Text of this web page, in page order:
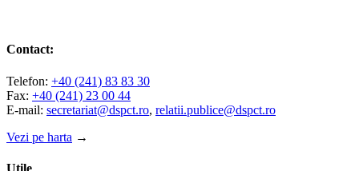
Contact:
Telefon: +40 (241) 83 83 30
Fax: +40 (241) 23 00 44
E-mail: secretariat@dspct.ro, relatii.publice@dspct.ro
Vezi pe harta →
Utile